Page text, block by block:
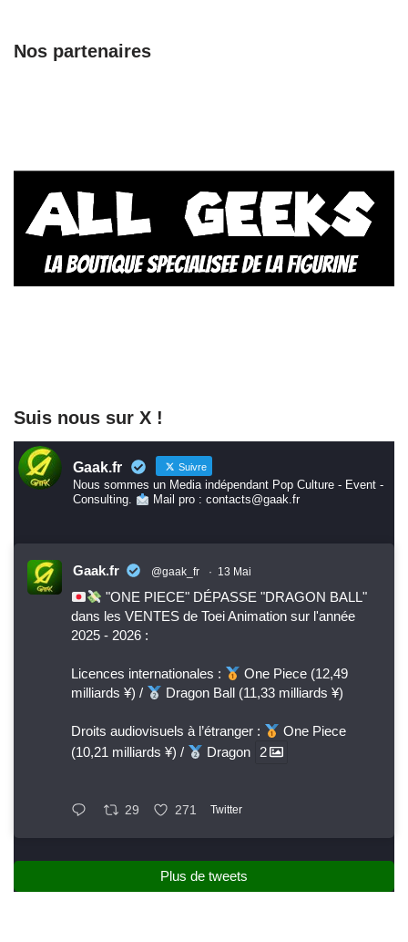
Nos partenaires
Suis nous sur X !
Gaak.fr Suivre
Nous sommes un Media indépendant Pop Culture - Event -
Consulting.
Mail pro : contacts@gaak.fr
Gaak.fr @gaak_fr · 13 Mai
"ONE PIECE" DÉPASSE "DRAGON BALL"
dans les VENTES de Toei Animation sur l'année
2025 - 2026 :
Licences internationales :
One Piece (12,49
milliards ¥) /
Dragon Ball (11,33 milliards ¥)
Droits audiovisuels à l’étranger :
One Piece
(10,21 milliards ¥) /
Dragon 2
29 271 Twitter
Plus de tweets